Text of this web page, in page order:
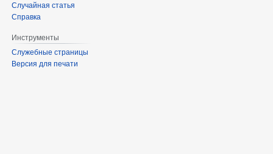
Случайная статья
Справка
Инструменты
Служебные страницы
Версия для печати